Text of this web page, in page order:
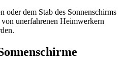
oder dem Stab des Sonnenschirms
unerfahrenen Heimwerkern